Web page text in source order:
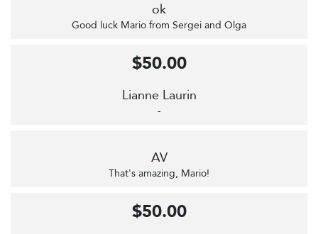
ok
Good luck Mario from Sergei and Olga
Lianne Laurin
-
$50.00
AV
That's amazing, Mario!
$50.00